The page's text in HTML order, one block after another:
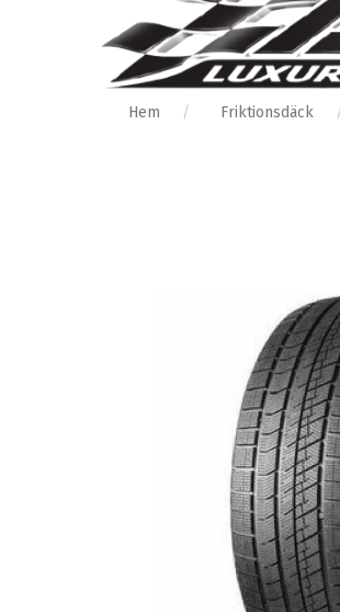
Hem Friktionsdäck